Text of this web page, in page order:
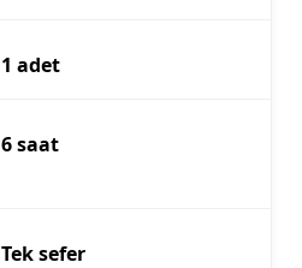
1 adet
6 saat
Tek sefer